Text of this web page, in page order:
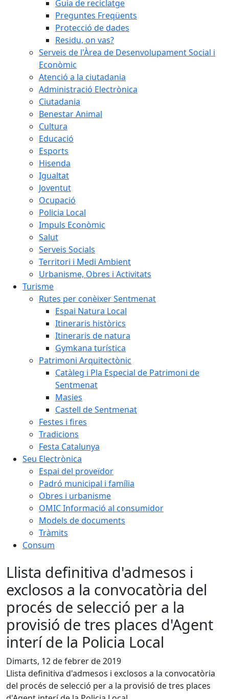
Guia de reciclatge
Preguntes Freqüents
Protecció de dades
Residu, on vas?
Serveis de l'Àrea de Desenvolupament Social i
Econòmic
Atenció a la ciutadania
Administració Electrònica
Ciutadania
Benestar Animal
Cultura
Educació
Esports
Hisenda
Igualtat
Joventut
Ocupació
Policia Local
Impuls Econòmic
Salut
Serveis Socials
Territori i Medi Ambient
Urbanisme, Obres i Activitats
Turisme
Rutes per conèixer Sentmenat
Espai Natura Local
Itineraris històrics
Itineraris de natura
Gymkana turística
Patrimoni Arquitectònic
Catàleg i Pla Especial de Patrimoni de
Sentmenat
Masies
Castell de Sentmenat
Festes i fires
Tradicions
Festa Catalunya
Seu Electrònica
Espai del proveïdor
Padró municipal i família
Obres i urbanisme
OMIC Informació al consumidor
Models de documents
Tràmits
Consum
Llista definitiva d'admesos i
exclosos a la convocatòria del
procés de selecció per a la
provisió de tres places d'Agent
interí de la Policia Local
Dimarts, 12 de febrer de 2019
Llista definitiva d'admesos i exclosos a la convocatòria
del procés de selecció per a la provisió de tres places